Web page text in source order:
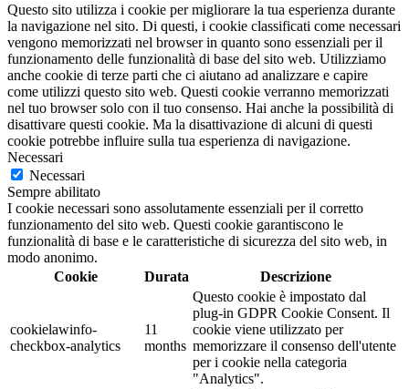
Questo sito utilizza i cookie per migliorare la tua esperienza durante
la navigazione nel sito. Di questi, i cookie classificati come necessari
vengono memorizzati nel browser in quanto sono essenziali per il
funzionamento delle funzionalità di base del sito web. Utilizziamo
anche cookie di terze parti che ci aiutano ad analizzare e capire
come utilizzi questo sito web. Questi cookie verranno memorizzati
nel tuo browser solo con il tuo consenso. Hai anche la possibilità di
disattivare questi cookie. Ma la disattivazione di alcuni di questi
cookie potrebbe influire sulla tua esperienza di navigazione.
Necessari
Necessari
Sempre abilitato
I cookie necessari sono assolutamente essenziali per il corretto
funzionamento del sito web. Questi cookie garantiscono le
funzionalità di base e le caratteristiche di sicurezza del sito web, in
modo anonimo.
Cookie
Durata Descrizione
cookielawinfo-
checkbox-analytics
11
months
Questo cookie è impostato dal
plug-in GDPR Cookie Consent. Il
cookie viene utilizzato per
memorizzare il consenso dell'utente
per i cookie nella categoria
"Analytics".